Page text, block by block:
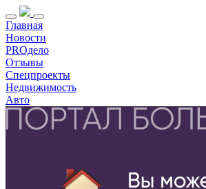
Главная
Новости
PROдело
Отзывы
Спецпроекты
Недвижимость
Авто